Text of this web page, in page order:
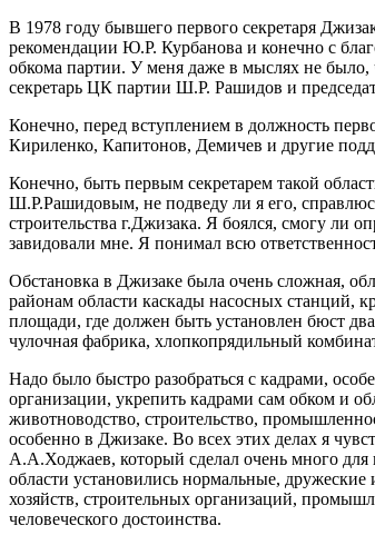
В 1978 году бывшего первого секретаря
рекомендации Ю.Р. Курбанова и конечно с
обкома партии. У меня даже в мыслях не было,
секретарь ЦК партии Ш.Р. Рашидов и
Конечно, перед вступлением в должность
Кириленко, Капитонов, Демичев и другие
Конечно, быть первым секретарем такой
Ш.Р.Рашидовым, не подведу ли я его,
строительства г.Джизака. Я боялся, смогу ли
завидовали мне. Я понимал всю
Обстановка в Джизаке была очень сложная,
районам области каскады насосных станций,
площади, где должен быть установлен бюст
чулочная фабрика, хлопкопрядильный
Надо было быстро разобраться с кадрами,
организации, укрепить кадрами сам обком и
животноводство, строительство,
особенно в Джизаке. Во всех этих делах я
А.А.Ходжаев, который сделал очень много
области установились нормальные,
хозяйств, строительных организаций,
человеческого достоинства.